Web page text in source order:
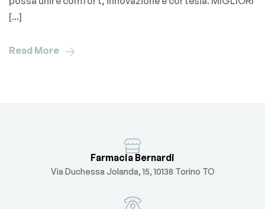
[...]
Read More
Farmacia Bernardi
Via Duchessa Jolanda, 15, 10138 Torino TO